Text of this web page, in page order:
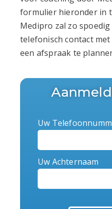
formulier hieronder in
Medipro zal zo
telefonisch contact
een afspraak te
Uw
Uw Achternaam